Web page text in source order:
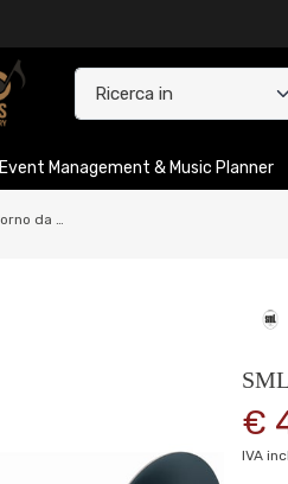
Event Management & Music Planner
SML Paris VSM FFH82D Corno da caccia Prime in Re laccato
€
IVA